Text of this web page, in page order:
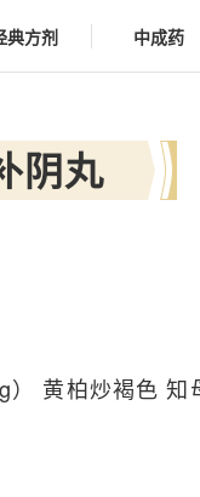
典方剂 中成药
阴丸
黄柏炒褐色